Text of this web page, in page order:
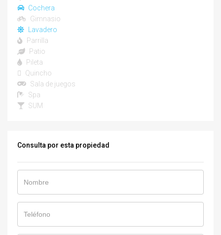
Cochera
Gimnasio
Lavadero
Parrilla
Patio
Pileta
Quincho
Sala de juegos
Spa
SUM
Consulta por esta propiedad